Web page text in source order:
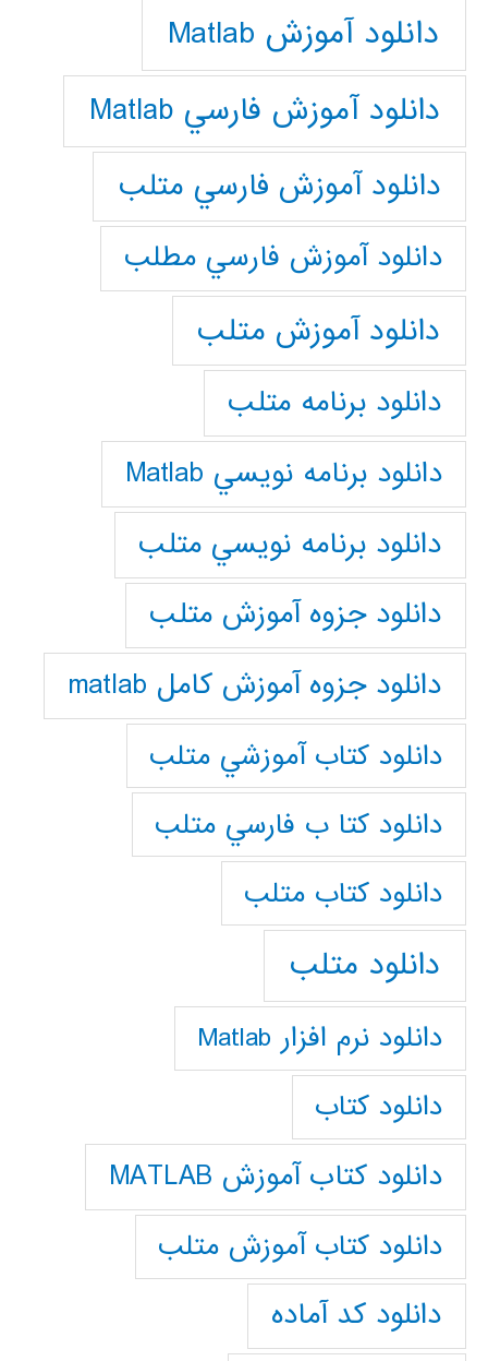
دانلود آموزش Matlab
دانلود آموزش فارسي Matlab
دانلود آموزش فارسي متلب
دانلود آموزش فارسي مطلب
دانلود آموزش متلب
دانلود برنامه متلب
دانلود برنامه نويسي Matlab
دانلود برنامه نويسي متلب
دانلود جزوه آموزش متلب
دانلود جزوه آموزش کامل matlab
دانلود كتاب آموزشي متلب
دانلود كتا ب فارسي متلب
دانلود كتاب متلب
دانلود متلب
دانلود نرم افزار Matlab
دانلود کتاب
دانلود کتاب آموزش MATLAB
دانلود کتاب آموزش متلب
دانلود کد آماده